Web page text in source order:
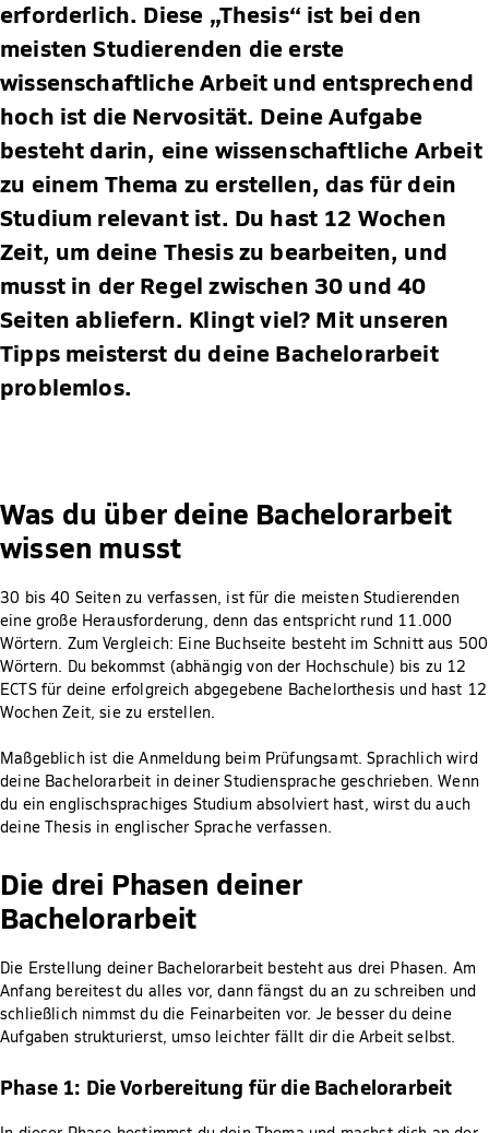
erforderlich. Diese „Thesis“ ist bei den
meisten Studierenden die erste
wissenschaftliche Arbeit und entsprechend
hoch ist die Nervosität. Deine Aufgabe
besteht darin, eine wissenschaftliche Arbeit
zu einem Thema zu erstellen, das für dein
Studium relevant ist. Du hast 12 Wochen
Zeit, um deine Thesis zu bearbeiten, und
musst in der Regel zwischen 30 und 40
Seiten abliefern. Klingt viel? Mit unseren
Tipps meisterst du deine Bachelorarbeit
problemlos.
Was du über deine Bachelorarbeit
wissen musst
30 bis 40 Seiten zu verfassen, ist für die meisten Studierenden
eine große Herausforderung, denn das entspricht rund 11.000
Wörtern. Zum Vergleich: Eine Buchseite besteht im Schnitt aus 500
Wörtern. Du bekommst (abhängig von der Hochschule) bis zu 12
ECTS für deine erfolgreich abgegebene Bachelorthesis und hast 12
Wochen Zeit, sie zu erstellen.
Maßgeblich ist die Anmeldung beim Prüfungsamt. Sprachlich wird
deine Bachelorarbeit in deiner Studiensprache geschrieben. Wenn
du ein englischsprachiges Studium absolviert hast, wirst du auch
deine Thesis in englischer Sprache verfassen.
Die drei Phasen deiner
Bachelorarbeit
Die Erstellung deiner Bachelorarbeit besteht aus drei Phasen. Am
Anfang bereitest du alles vor, dann fängst du an zu schreiben und
schließlich nimmst du die Feinarbeiten vor. Je besser du deine
Aufgaben strukturierst, umso leichter fällt dir die Arbeit selbst.
Phase 1: Die Vorbereitung für die Bachelorarbeit